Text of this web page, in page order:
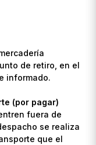
de retiro, en el
informado.
(por pagar)
fuera de
se realiza
que el